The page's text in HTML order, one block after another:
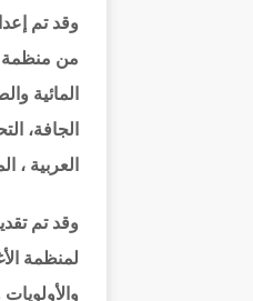
وقد تم
من منظمة
المائية
الجافة،
العربية ،
وقد تم
لمنظمة